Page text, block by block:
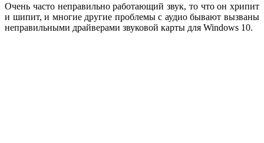
Очень часто неправильно работающий звук, то что он хрипит
и шипит, и многие другие проблемы с аудио бывают вызваны
неправильными драйверами звуковой карты для Windows 10.